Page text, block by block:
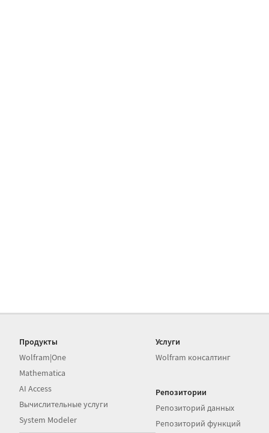
Продукты
Wolfram|One
Mathematica
AI Access
Вычислительные услуги
System Modeler
Услуги
Wolfram консалтинг
Репозитории
Репозиторий данных
Репозиторий функций